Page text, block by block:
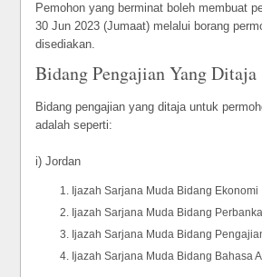
Pemohon yang berminat boleh membuat
30 Jun 2023 (Jumaat) melalui borang
disediakan.
Bidang Pengajian Yang Ditaja
Bidang pengajian yang ditaja untuk
adalah seperti:
i) Jordan
Ijazah Sarjana Muda Bidang Ekonomi
Ijazah Sarjana Muda Bidang
Ijazah Sarjana Muda Bidang
Ijazah Sarjana Muda Bidang Bahasa